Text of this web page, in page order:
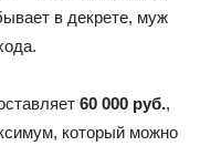
в декрете, муж
60 000 руб.,
который можно